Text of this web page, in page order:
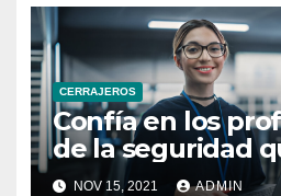
CERRAJEROS
Confía en los
de la seguridad
independientes
NOV 15, 2021 ADMIN